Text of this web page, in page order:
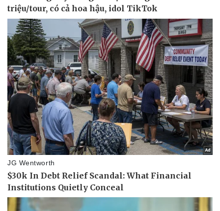
Pháp luật
Vụ án
Tin nóng
Tư vấn luật
Quân sự - Quốc phòng
Phân tích